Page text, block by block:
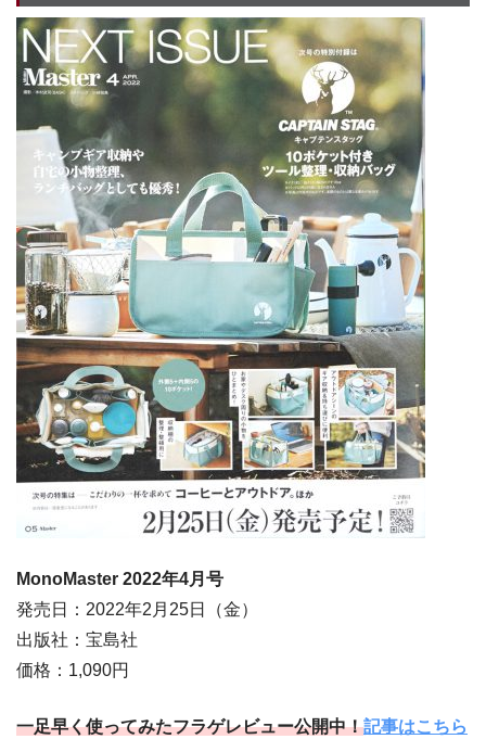
MonoMaster 2022年4月号
発売日：2022年2月25日（金）
出版社：宝島社
価格：1,090円
一足早く使ってみたフラゲレビュー公開中！記事はこちら